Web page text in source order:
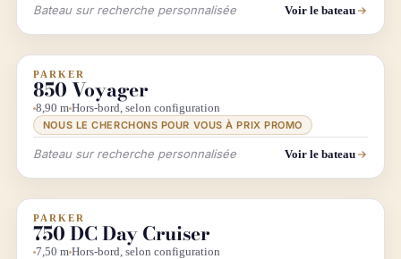
Bateau sur recherche personnalisée Voir le bateau
INFO & RECHERCHE
PARKER
850 Voyager
8,90 m Hors-bord, selon configuration
NOUS LE CHERCHONS POUR VOUS À PRIX PROMO
Bateau sur recherche personnalisée Voir le bateau
INFO & RECHERCHE
PARKER
750 DC Day Cruiser
7,50 m Hors-bord, selon configuration